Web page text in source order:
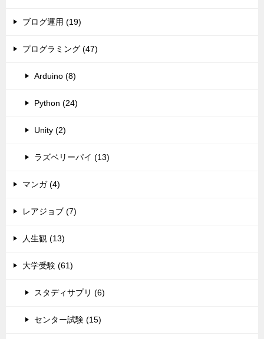
ブログ運用 (19)
プログラミング (47)
Arduino (8)
Python (24)
Unity (2)
ラズベリーパイ (13)
マンガ (4)
レアジョブ (7)
人生観 (13)
大学受験 (61)
スタディサプリ (6)
センター試験 (15)